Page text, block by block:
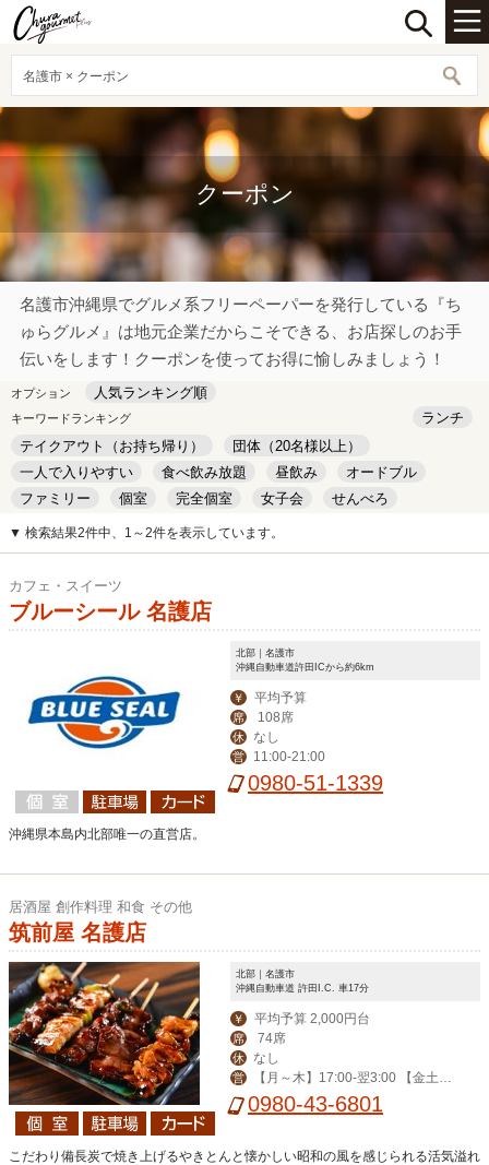
名護市 × クーポン
クーポン
名護市沖縄県でグルメ系フリーペーパーを発行している『ち
ゅらグルメ』は地元企業だからこそできる、お店探しのお手
伝いをします！クーポンを使ってお得に愉しみましょう！
オプション 人気ランキング順
キーワードランキング
ランチ
テイクアウト（お持ち帰り）
団体（20名様以上）
一人で入りやすい
食べ飲み放題 昼飲み
オードブル
ファミリー
個室 完全個室 女子会
せんべろ
キッズルーム
安い デート
▼ 検索結果2件中、1～2件を表示しています。
カフェ・スイーツ
ブルーシール 名護店
北部｜名護市
沖縄自動車道許田ICから約6km
￥ 平均予算
席 108席
休 なし
営 11:00-21:00
0980-51-1339
沖縄県本島内北部唯一の直営店。
居酒屋 創作料理 和食 その他
筑前屋 名護店
北部｜名護市
沖縄自動車道 許田I.C. 車17分
￥ 平均予算 2,000円台
席 74席
休 なし
営
【月～木】17:00-翌3:00 【金土日
祝前】 17:00-翌5:00
0980-43-6801
こだわり備長炭で焼き上げるやきとんと懐かしい昭和の風を感じられる活気溢れ